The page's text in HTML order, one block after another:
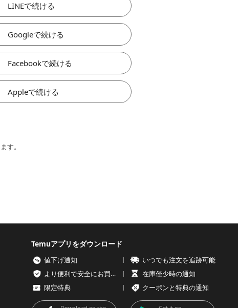
LINEで続ける
Googleで続ける
Facebookで続ける
Appleで続ける
す。
Temuアプリをダウンロード
値下げ通知
いつでも注文を追跡可能
より便利で安全にお買い物を
在庫僅少時の通知
限定特典
クーポンと特典の通知